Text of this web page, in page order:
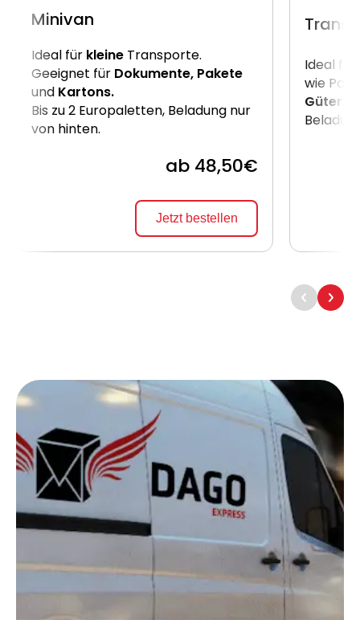
Minivan
Ideal für kleine Transporte.
Geeignet für Dokumente, Pakete
und Kartons.
Bis zu 2 Europaletten, Beladung nur
von hinten.
ab 48,50€
Jetzt bestellen
Ideal für
wie
Güter